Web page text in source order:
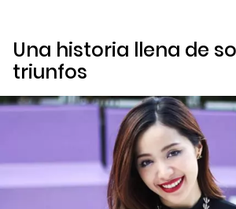
Una historia llena de
triunfos